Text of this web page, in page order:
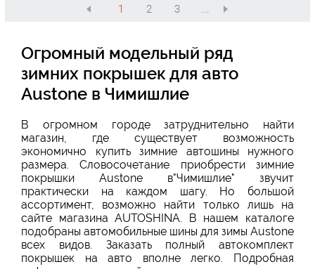
1 2 3 ...
Огромный модельный ряд
зимних покрышек для авто
Austone в Чимишлие
В огромном городе затруднительно найти
магазин, где существует возможность
экономично купить зимние автошины нужного
размера. Словосочетание приобрести зимние
покрышки Austone в"Чимишлие" звучит
практически на каждом шагу. Но большой
ассортимент, возможно найти только лишь на
сайте магазина AUTOSHINA. В нашем каталоге
подобраны автомобильные шины для зимы Austone
всех видов. Заказать полный автокомплект
покрышек на авто вполне легко. Подробная